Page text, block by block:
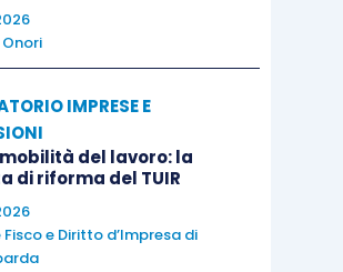
IMPRESE E
del lavoro: la
di riforma del TUIR
e Diritto d’Impresa di